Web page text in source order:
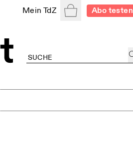
Mein TdZ WarenkorbAbo testen